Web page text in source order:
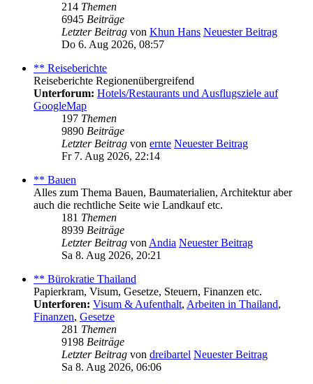
214 Themen
6945 Beiträge
Letzter Beitrag von Khun Hans Neuester Beitrag
Do 6. Aug 2026, 08:57
** Reiseberichte
Reiseberichte Regionenübergreifend
Unterforum: Hotels/Restaurants und Ausflugsziele auf
GoogleMap
197 Themen
9890 Beiträge
Letzter Beitrag von ernte Neuester Beitrag
Fr 7. Aug 2026, 22:14
** Bauen
Alles zum Thema Bauen, Baumaterialien, Architektur aber
auch die rechtliche Seite wie Landkauf etc.
181 Themen
8939 Beiträge
Letzter Beitrag von Andia Neuester Beitrag
Sa 8. Aug 2026, 20:21
** Bürokratie Thailand
Papierkram, Visum, Gesetze, Steuern, Finanzen etc.
Unterforen: Visum & Aufenthalt, Arbeiten in Thailand,
Finanzen, Gesetze
281 Themen
9198 Beiträge
Letzter Beitrag von dreibartel Neuester Beitrag
Sa 8. Aug 2026, 06:06